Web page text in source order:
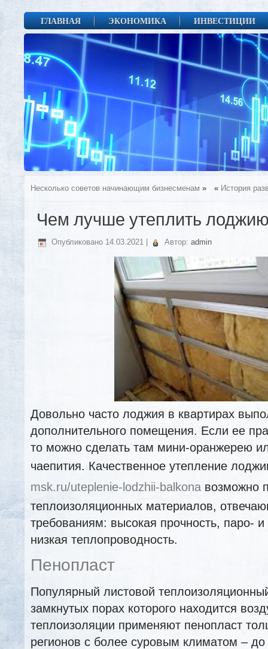
ГЛАВНАЯ ЭКОНОМИКА ИНВЕСТИЦИИ
Несколько советов начинающим бизнесменам » « История
Чем лучше утеплить
Опубликовано 14.03.2021 Автор: admin
Довольно часто лоджия в квартирах
дополнительного помещения. Если ее
то можно сделать там мини-оранжерею
чаепития. Качественное утепление
msk.ru/uteplenie-lodzhii-balkona возможно
теплоизоляционных материалов,
требованиям: высокая прочность, паро-
низкая теплопроводность.
Пенопласт
Популярный листовой
замкнутых порах которого находится
теплоизоляции применяют пенопласт
регионов с более суровым климатом –